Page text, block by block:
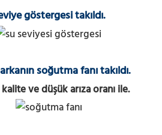
göstergesi takıldı.
soğutma fanı takıldı.
ve düşük arıza oranı ile.